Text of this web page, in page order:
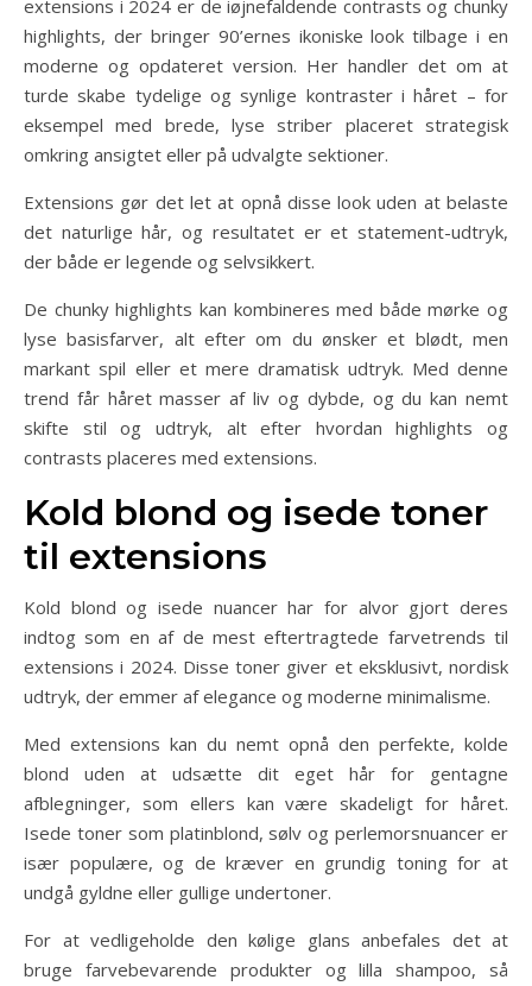
extensions i 2024 er de iøjnefaldende contrasts og chunky
highlights, der bringer 90’ernes ikoniske look tilbage i en
moderne og opdateret version. Her handler det om at
turde skabe tydelige og synlige kontraster i håret – for
eksempel med brede, lyse striber placeret strategisk
omkring ansigtet eller på udvalgte sektioner.
Extensions gør det let at opnå disse look uden at belaste
det naturlige hår, og resultatet er et statement-udtryk,
der både er legende og selvsikkert.
De chunky highlights kan kombineres med både mørke og
lyse basisfarver, alt efter om du ønsker et blødt, men
markant spil eller et mere dramatisk udtryk. Med denne
trend får håret masser af liv og dybde, og du kan nemt
skifte stil og udtryk, alt efter hvordan highlights og
contrasts placeres med extensions.
Kold blond og isede toner
til extensions
Kold blond og isede nuancer har for alvor gjort deres
indtog som en af de mest eftertragtede farvetrends til
extensions i 2024. Disse toner giver et eksklusivt, nordisk
udtryk, der emmer af elegance og moderne minimalisme.
Med extensions kan du nemt opnå den perfekte, kolde
blond uden at udsætte dit eget hår for gentagne
afblegninger, som ellers kan være skadeligt for håret.
Isede toner som platinblond, sølv og perlemorsnuancer er
især populære, og de kræver en grundig toning for at
undgå gyldne eller gullige undertoner.
For at vedligeholde den kølige glans anbefales det at
bruge farvebevarende produkter og lilla shampoo, så